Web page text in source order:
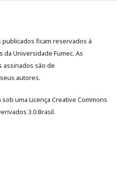
ficam reservados à
da Universidade Fumec. As
são de
autores.
uma Licença Creative Commons
3.0 Brasil.